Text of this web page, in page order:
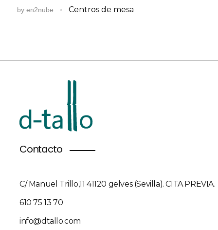
by en2nube Centros de mesa
Contacto
C/ Manuel Trillo,11 41120 gelves (Sevilla). CITA PREVIA.
610 75 13 70
info@dtallo.com